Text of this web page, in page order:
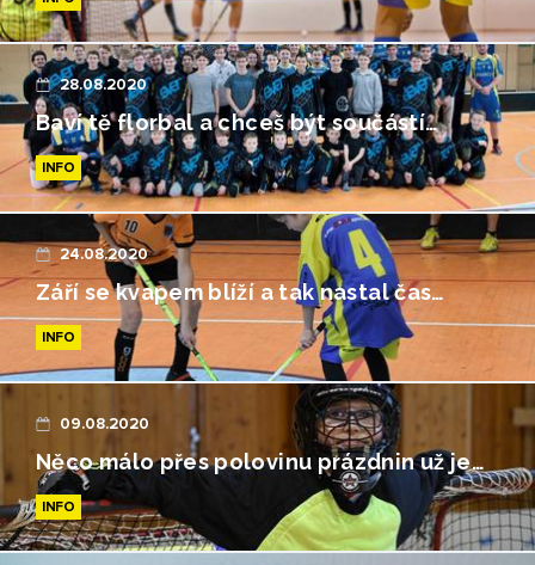
28.08.2020
Baví tě florbal a chceš být součástí…
INFO
24.08.2020
Září se kvapem blíží a tak nastal čas…
INFO
09.08.2020
Něco málo přes polovinu prázdnin už je…
INFO